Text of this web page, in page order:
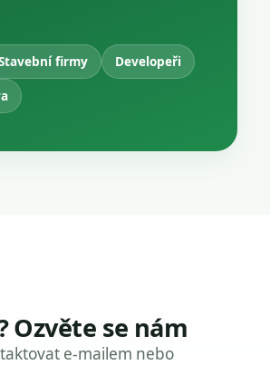
firmy
Developeři
Ozvěte se nám
e-mailem nebo